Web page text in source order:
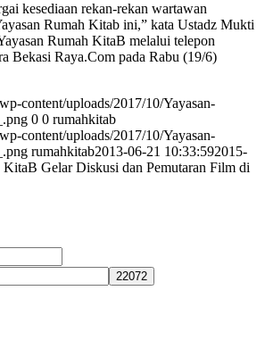
kesediaan rekan-rekan wartawan
Rumah Kitab ini,” kata Ustadz Mukti
Rumah KitaB melalui telepon
Bekasi Raya.Com pada Rabu (19/6)
content/uploads/2017/10/Yayasan-
0 0 rumahkitab
content/uploads/2017/10/Yayasan-
rumahkitab2013-06-21 10:33:592015-
KitaB Gelar Diskusi dan Pemutaran Film di